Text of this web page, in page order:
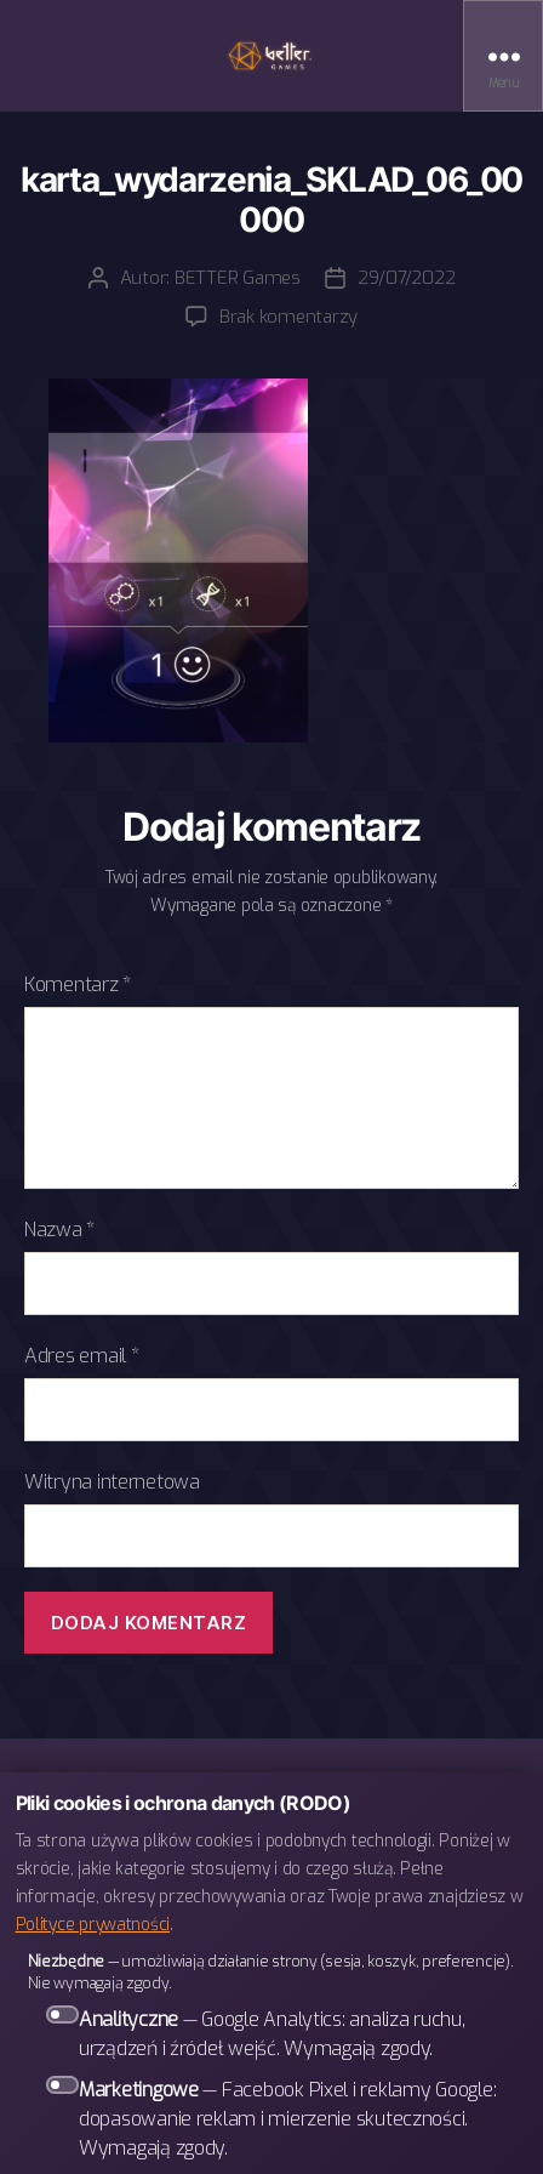
Menu
karta_wydarzenia_SKLAD_06_00
000
AutorAutor: BETTER Games
Data29/07/2022
Brak komentarzydo
Dodaj komentarz
Twój adres email nie zostanie opublikowany.
Wymagane pola są oznaczone *
Komentarz*
Nazwa *
Adres email *
Witryna internetowa
telefon: 793 443 666
e-mail: biuro@bettergames.pl
Centrum rozwoju BETTER Sp. z o.o.
ul. Wrocławska 31/3b
30-011 Kraków
BETTER Games
Pliki cookies i ochrona danych (RODO)
Ta strona używa plików cookies i podobnych technologii. Poniżej w
skrócie, jakie kategorie stosujemy i do czego służą. Pełne
informacje, okresy przechowywania oraz Twoje prawa znajdziesz w
Polityce prywatności.
Niezbędne— umożliwiają działanie strony (sesja, koszyk, preferencje).
Nie wymagają zgody.
Analityczne— Google Analytics: analiza ruchu,
urządzeń i źródeł wejść. Wymagają zgody.
Marketingowe— Facebook Pixel i reklamy Google:
dopasowanie reklam i mierzenie skuteczności.
Wymagają zgody.